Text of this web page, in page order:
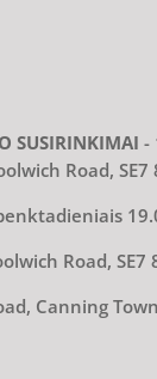
SUSIRINKIMAI -
Road, SE7
Road, SE7
Canning